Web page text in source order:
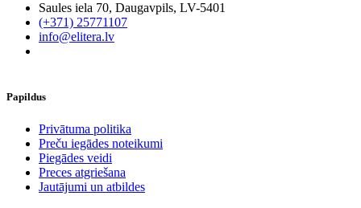
Saules iela 70, Daugavpils, LV-5401
(+371) 25771107
info@elitera.lv
Papildus
​Privātuma politika
Preču iegādes noteikumi
Piegādes veidi
Preces atgriešana
Jautājumi un atbildes